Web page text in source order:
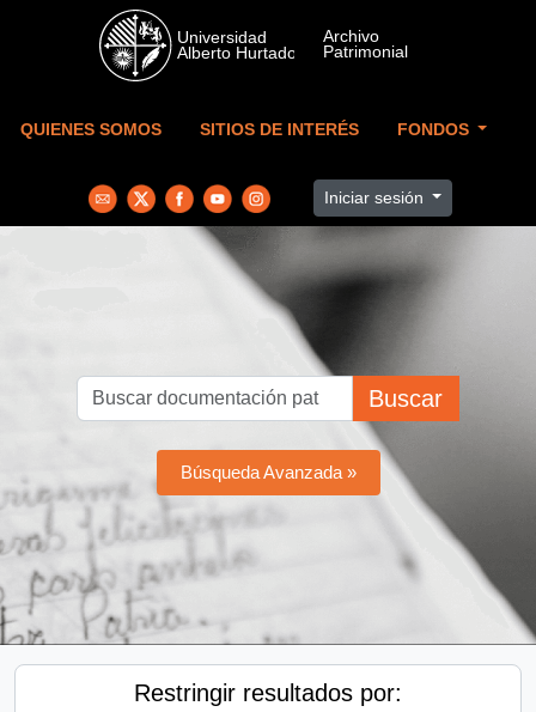
Skip to main content
QUIENES SOMOS SITIOS DE INTERÉS FONDOS
Iniciar sesión
Buscar
Búsqueda Avanzada »
Restringir resultados por: